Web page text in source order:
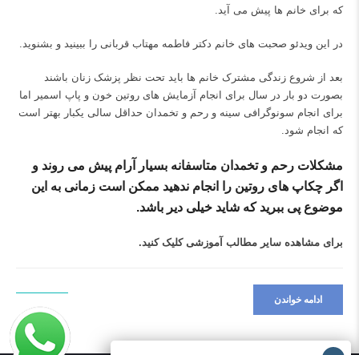
که برای خانم ها پیش می آید.
در این ویدئو صحبت های خانم دکتر فاطمه مهتاب قربانی را ببینید و بشنوید.
بعد از شروع زندگی مشترک خانم ها باید تحت نظر پزشک زنان باشند
بصورت دو بار در سال برای انجام آزمایش های روتین خون و پاپ اسمیر اما
برای انجام سونوگرافی سینه و رحم و تخمدان حداقل سالی یکبار بهتر است
که انجام شود.
مشکلات رحم و تخمدان متاسفانه بسیار آرام پیش می روند و
اگر چکاپ های روتین را انجام ندهید ممکن است زمانی به این
موضوع پی ببرید که شاید خیلی دیر باشد.
برای مشاهده سایر مطالب آموزشیکلیک کنید.
ادامه خواندن